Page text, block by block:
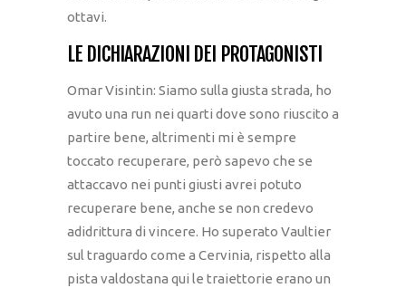
ottavi.
LE DICHIARAZIONI DEI PROTAGONISTI
Omar Visintin: Siamo sulla giusta strada, ho
avuto una run nei quarti dove sono riuscito a
partire bene, altrimenti mi è sempre
toccato recuperare, però sapevo che se
attaccavo nei punti giusti avrei potuto
recuperare bene, anche se non credevo
adidrittura di vincere. Ho superato Vaultier
sul traguardo come a Cervinia, rispetto alla
pista valdostana qui le traiettorie erano un